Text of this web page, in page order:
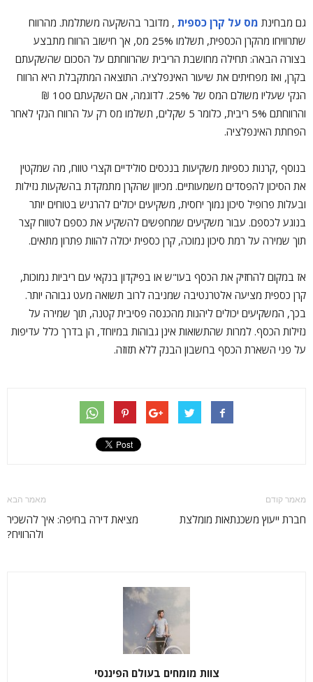
גם מבחינת מס על קרן כספית , מדובר בהשקעה משתלמת. מהרווח
שתרוויחו מהקרן הכספית, תשלמו 25% מס, אך חישוב הרווח מתבצע
בצורה הבאה: תחילה מחושבת הריבית שהרווחתם על הסכום שהשקעתם
בקרן, ואז מפחיתים את שיעור האינפלציה. התוצאה המתקבלת היא הרווח
הנקי שעליו משולם המס של 25%. לדוגמה, אם השקעתם 100 ₪
והרווחתם 5% ריבית, כלומר 5 שקלים, תשלמו מס רק על הרווח הנקי לאחר
הפחתת האינפלציה.
בנוסף ,קרנות כספיות משקיעות בנכסים סולידיים וקצרי טווח, מה שמקטין
את הסיכון להפסדים משמעותיים. מכיוון שהקרן מתמקדת בהשקעות נזילות
ובעלות פרופיל סיכון נמוך יחסית, משקיעים יכולים להרגיש בטוחים יותר
בנוגע לכספם. עבור משקיעים שמחפשים להשקיע את כספם לטווח קצר
תוך שמירה על רמת סיכון נמוכה, קרן כספית יכולה להוות פתרון מתאים.
אז במקום להחזיק את הכסף בעו"ש או בפיקדון בנקאי עם ריביות נמוכות,
קרן כספית מציעה אלטרנטיבה שמניבה לרוב תשואה מעט גבוהה יותר.
בכך, המשקיעים יכולים ליהנות מהכנסה פסיבית קטנה, תוך שמירה על
נזילות הכסף. למרות שהתשואות אינן גבוהות במיוחד, הן בדרך כלל עדיפות
על פני השארת הכסף בחשבון הבנק ללא תזוזה.
מאמר קודם
חברת ייעוץ משכנתאות מומלצת
מאמר הבא
מציאת דירה בחיפה: איך להשכיר
ולהרוויח?
צוות מומחים בעולם הפיננסי